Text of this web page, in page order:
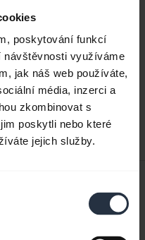
poskytování funkcí
návštěvnosti využíváme
jak náš web používáte,
média, inzerci a
zkombinovat s
poskytli nebo které
jejich služby.
expand_more
pdf